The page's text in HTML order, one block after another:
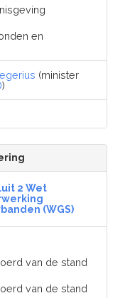
en
(minister
)
2 Wet
(WGS)
van de stand
van de stand